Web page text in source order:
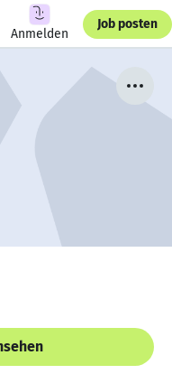
Anmelden
Job posten